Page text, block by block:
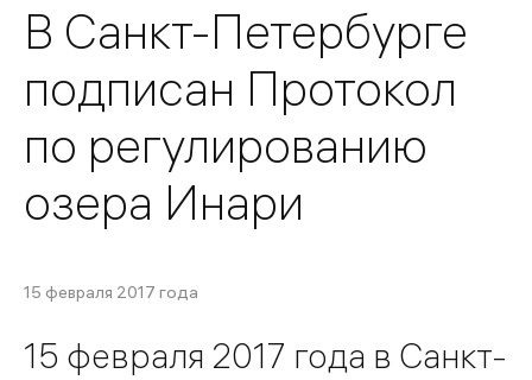
В Санкт-Петербурге
подписан Протокол
по регулированию
озера Инари
15 февраля 2017 года
15 февраля 2017 года в Санкт-